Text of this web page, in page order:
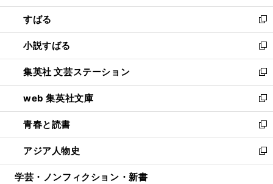
開
く
ウ
で
開
く
ン
ド
ウ
で
開
く
すばる
新
し
い
ウ
ィ
ン
ド
ウ
で
開
く
小説すばる
新
し
い
ウ
ィ
ン
ド
ウ
で
開
集英社 文芸ステーション
新
し
い
ウ
ィ
ン
ド
ウ
web 集英社文庫
新
し
い
ウ
ィ
ン
青春と読書
新
し
い
ウ
アジア人物史
新
し
学芸・ノンフィクション・新書